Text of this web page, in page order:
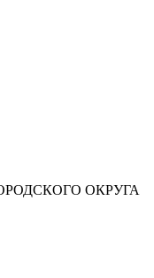
ОКРУГА